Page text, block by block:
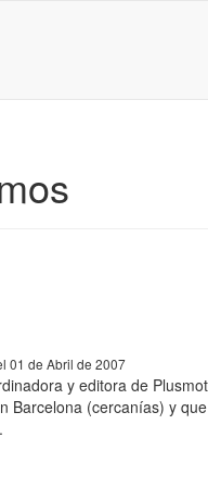
01 de Abril de 2007
y editora de
Barcelona (cercanías) y